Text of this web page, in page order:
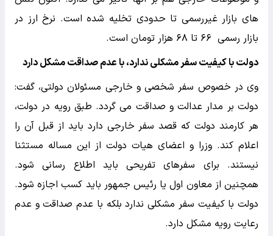
های بازار غیررسمی تا حدودی تخلیه شده است. نرخ ارز در
بازار رسمی ۶۶ تا ۶۸ هزار تومان است.
دولت با کیفیت سفر مشکلی ندارد، با عدم صداقت مشکل دارد
وی در خصوص سفر شخصی و خارجی مسئولان دولتی، گفت:
دولت بر مدار عدالت و صداقت می گردد. طبق رویه در دولت،
هر کارمند دولت که قصد سفر خارجی دارد باید از قبل آن را
اعلام کند. وزرا و اعضای هیات دولت از این مساله مستثنا
نیستند. برای سفرهای تفریحی باید اطلاع رسانی شود.
همچنین از معاون اول یا رئیس جمهور باید کسب اجازه شود.
دولت با کیفیت سفر مشکلی ندارد بلکه با عدم صداقت و عدم
رعایت رویه مشکل دارد.